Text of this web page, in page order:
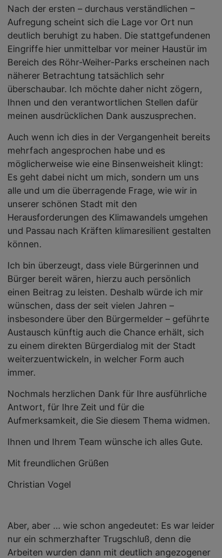
Nach der ersten – durchaus verständlichen –
Aufregung scheint sich die Lage vor Ort nun
deutlich beruhigt zu haben. Die stattgefundenen
Eingriffe hier unmittelbar vor meiner Haustür im
Bereich des Röhr-Weiher-Parks erscheinen nach
näherer Betrachtung tatsächlich sehr
überschaubar. Ich möchte daher nicht zögern,
Ihnen und den verantwortlichen Stellen dafür
meinen ausdrücklichen Dank auszusprechen.
Auch wenn ich dies in der Vergangenheit bereits
mehrfach angesprochen habe und es
möglicherweise wie eine Binsenweisheit klingt:
Es geht dabei nicht um mich, sondern um uns
alle und um die überragende Frage, wie wir in
unserer schönen Stadt mit den
Herausforderungen des Klimawandels umgehen
und Passau nach Kräften klimaresilient gestalten
können.
Ich bin überzeugt, dass viele Bürgerinnen und
Bürger bereit wären, hierzu auch persönlich
einen Beitrag zu leisten. Deshalb würde ich mir
wünschen, dass der seit vielen Jahren –
insbesondere über den Bürgermelder – geführte
Austausch künftig auch die Chance erhält, sich
zu einem direkten Bürgerdialog mit der Stadt
weiterzuentwickeln, in welcher Form auch
immer.
Nochmals herzlichen Dank für Ihre ausführliche
Antwort, für Ihre Zeit und für die
Aufmerksamkeit, die Sie diesem Thema widmen.
Ihnen und Ihrem Team wünsche ich alles Gute.
Mit freundlichen Grüßen
Christian Vogel
Aber, aber ... wie schon angedeutet: Es war leider
nur ein schmerzhafter Trugschluß, denn die
Arbeiten wurden dann mit deutlich angezogener